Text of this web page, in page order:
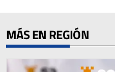
MÁS EN REGIÓN